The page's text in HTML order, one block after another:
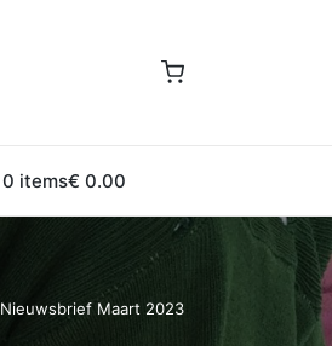
0 items€ 0.00
Nieuwsbrief Maart 2023